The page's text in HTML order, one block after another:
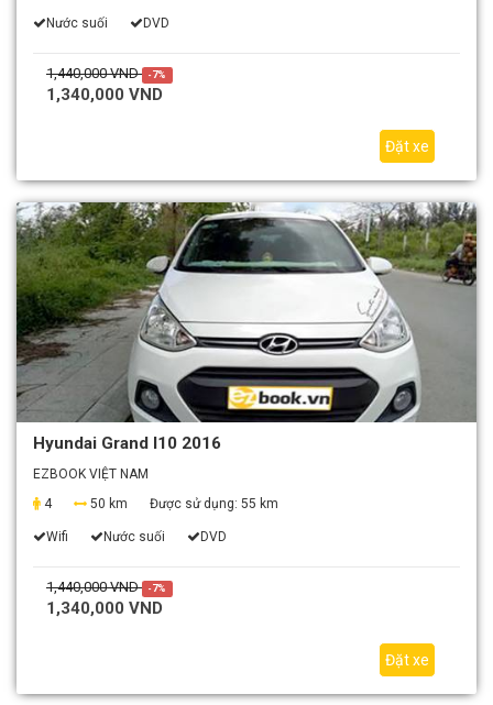
Nước suối DVD
1,440,000 VND -7%
1,340,000 VND
Đặt xe
Hyundai Grand I10 2016
EZBOOK VIỆT NAM
4
50 km Được sử dụng: 55 km
Wifi Nước suối DVD
1,440,000 VND -7%
1,340,000 VND
Đặt xe